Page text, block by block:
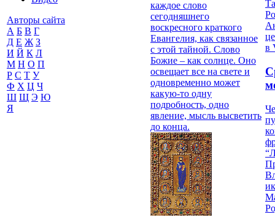
Авторы сайта
А Б В Г
Д Е Ж З
И Й К Л
М Н О П
Р С Т У
Ф Х Ц Ч
Ш Щ Э Ю
Я
каждое слово
сегодняшнего
воскресного краткого
Евангелия, как связанное
с этой тайной. Слово
Божие – как солнце. Оно
освещает все на свете и
одновременно может
какую-то одну
подробность, одно
явление, мысль высветить
до конца.
в